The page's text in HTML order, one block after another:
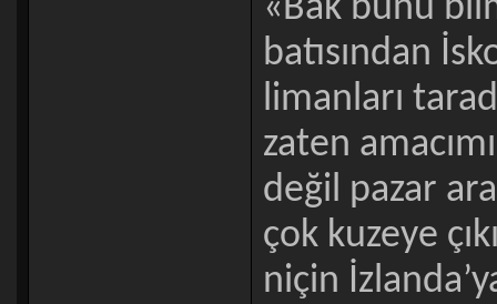
«Bak bunu
batısından
limanları
zaten
değil pazar
çok kuzeye
niçin